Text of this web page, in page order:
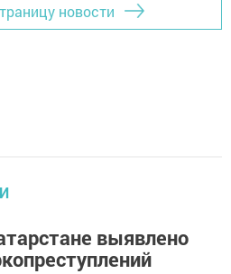
новости
выявлено